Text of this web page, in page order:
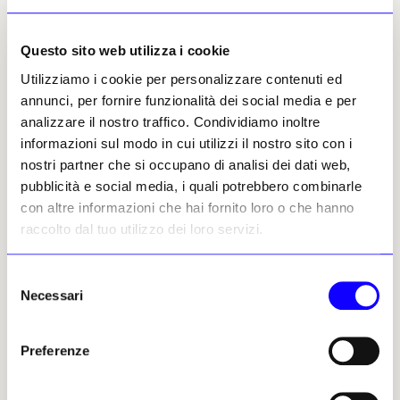
Questo sito web utilizza i cookie
Utilizziamo i cookie per personalizzare contenuti ed
annunci, per fornire funzionalità dei social media e per
analizzare il nostro traffico. Condividiamo inoltre
informazioni sul modo in cui utilizzi il nostro sito con i
nostri partner che si occupano di analisi dei dati web,
pubblicità e social media, i quali potrebbero combinarle
con altre informazioni che hai fornito loro o che hanno
raccolto dal tuo utilizzo dei loro servizi.
delNecessari
Preferenze
Vittorio Bertello
Altri articoli dell'autore
primo parto assistito della
occidentale, una cucina
cerimoniale che illustra la